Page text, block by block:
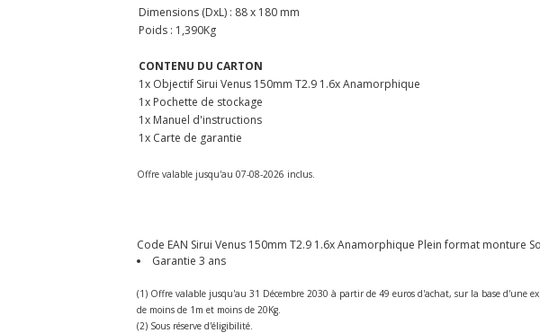
Dimensions (DxL) : 88 x 180 mm
Poids : 1,390Kg
CONTENU DU CARTON
1x Objectif Sirui Venus 150mm T2.9 1.6x Anamorphique
1x Pochette de stockage
1x Manuel d'instructions
1x Carte de garantie
Offre valable jusqu'au 07-08-2026 inclus.
Code EAN Sirui Venus 150mm T2.9 1.6x Anamorphique Plein format monture
Garantie 3 ans
(1) Offre valable jusqu'au 31 Décembre 2030 à partir de 49 euros d'achat, sur la base
de moins de 1m et moins de 20Kg.
(2) Sous réserve d'éligibilité.